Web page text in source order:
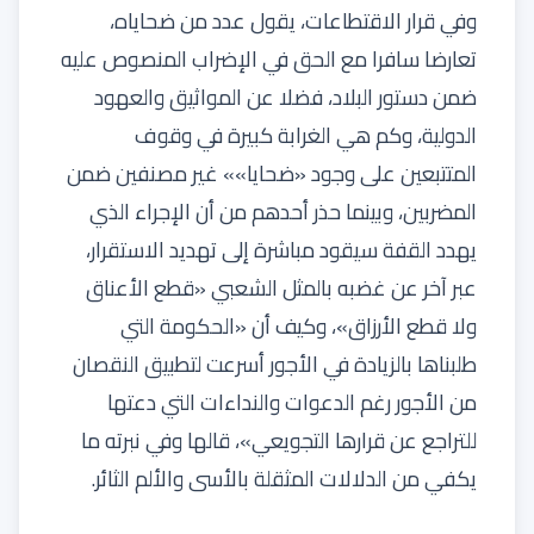
وفي قرار الاقتطاعات، يقول عدد من ضحاياه،
تعارضا سافرا مع الحق في الإضراب المنصوص عليه
ضمن دستور البلاد، فضلا عن المواثيق والعهود
الدولية، وكم هي الغرابة كبيرة في وقوف
المتتبعين على وجود «ضحايا»» غير مصنفين ضمن
المضربين، وبينما حذر أحدهم من أن الإجراء الذي
يهدد القفة سيقود مباشرة إلى تهديد الاستقرار،
عبر آخر عن غضبه بالمثل الشعبي «قطع الأعناق
ولا قطع الأرزاق»، وكيف أن «الحكومة التي
طلبناها بالزيادة في الأجور أسرعت لتطبيق النقصان
من الأجور رغم الدعوات والنداءات التي دعتها
للتراجع عن قرارها التجويعي»، قالها وفي نبرته ما
يكفي من الدلالات المثقلة بالأسى والألم الثائر.